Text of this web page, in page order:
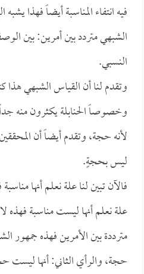
فيه انتفاء المناسبة أيضاً فهذا
الشبهي متردد بين أمرين: بين
النسبي.
وتقدم لنا أن القياس الشبهي هذا
وخصوصاً الحنابلة يكثرون منه
لأنه حجة، وتقدم أيضاً أن
ليس بحجةٍ.
فالآن تبين لنا علة نعلم أنها
علة نعلم أنها ليست مناسبة فهذه
مترددة بين الأمرين فهذه جمهور
حجة، والرأي الثاني: أنها ليست